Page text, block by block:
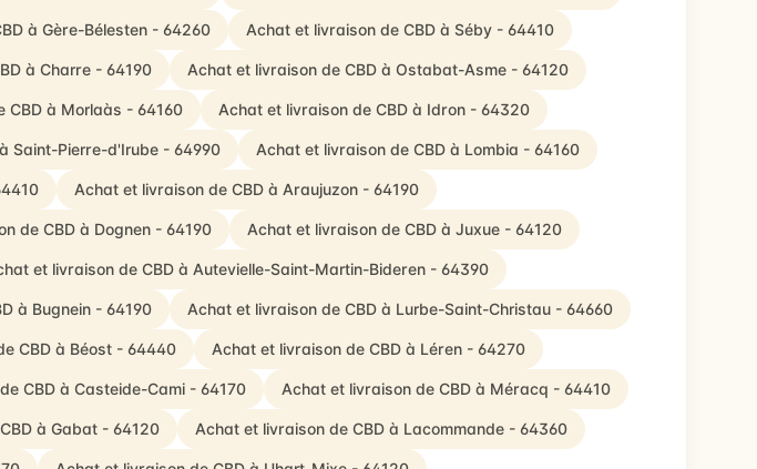
à Gère-Bélesten - 64260 Achat et livraison de CBD à Séby - 64410
à Charre - 64190 Achat et livraison de CBD à Ostabat-Asme - 64120
CBD à Morlaàs - 64160 Achat et livraison de CBD à Idron - 64320
Saint-Pierre-d'Irube - 64990 Achat et livraison de CBD à Lombia - 64160
Achat et livraison de CBD à Araujuzon - 64190
de CBD à Dognen - 64190 Achat et livraison de CBD à Juxue - 64120
et livraison de CBD à Autevielle-Saint-Martin-Bideren - 64390
à Bugnein - 64190 Achat et livraison de CBD à Lurbe-Saint-Christau - 64660
CBD à Béost - 64440 Achat et livraison de CBD à Léren - 64270
CBD à Casteide-Cami - 64170 Achat et livraison de CBD à Méracq - 64410
à Gabat - 64120 Achat et livraison de CBD à Lacommande - 64360